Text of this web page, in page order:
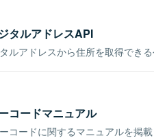
タルアドレスAPI
ルアドレスから住所を取得できる
コードマニュアル
コードに関するマニュアルを掲載